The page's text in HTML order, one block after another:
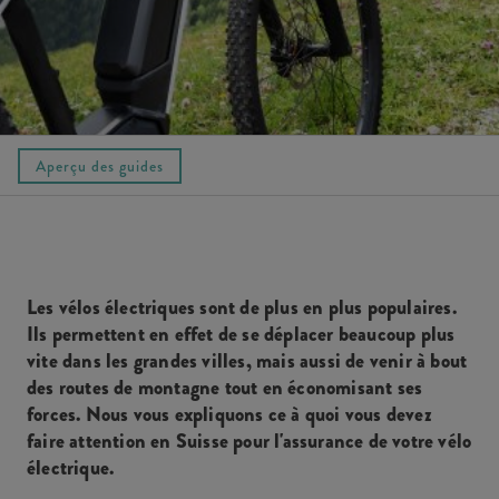
Aperçu des guides
Les vélos électriques sont de plus en plus populaires.
Ils permettent en effet de se déplacer beaucoup plus
vite dans les grandes villes, mais aussi de venir à bout
des routes de montagne tout en économisant ses
forces. Nous vous expliquons ce à quoi vous devez
faire attention en Suisse pour l'assurance de votre vélo
électrique.